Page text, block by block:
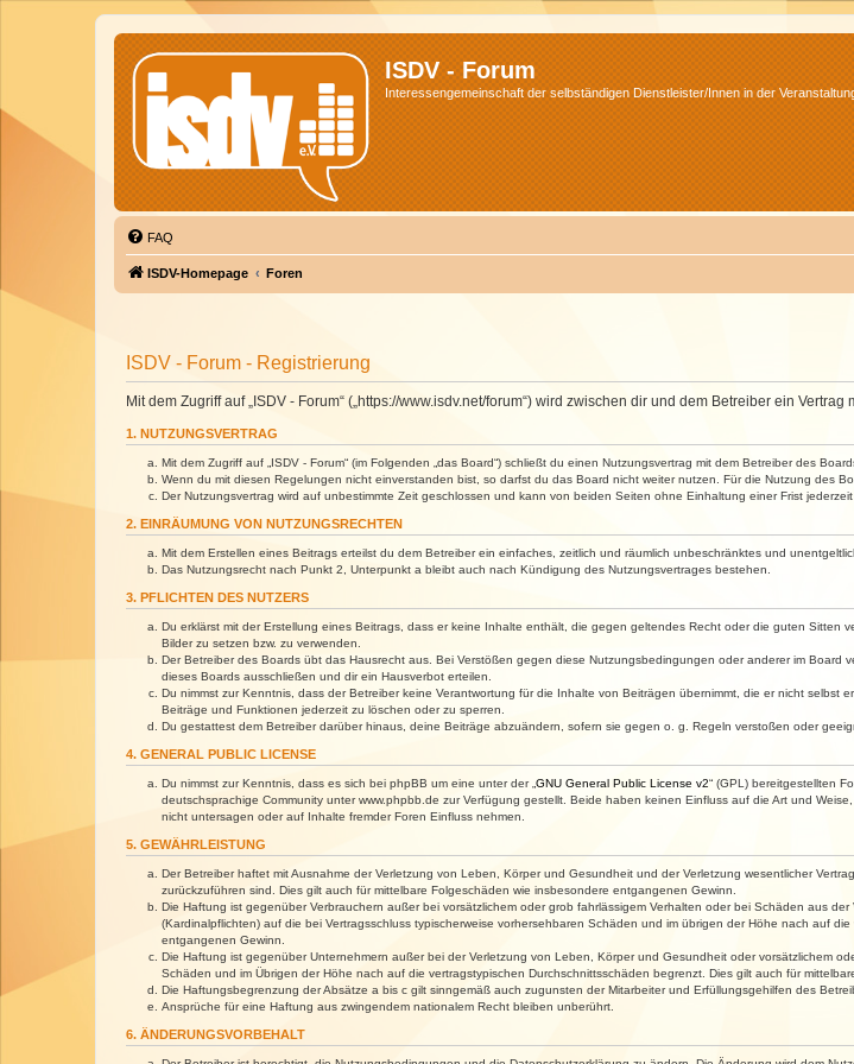
ISDV - Forum
Interessengemeinschaft der selbständigen Dienstleister/Innen in der
FAQ
ISDV-Homepage Foren
ISDV - Forum - Registrierung
Mit dem Zugriff auf „ISDV - Forum“ („https://www.isdv.net/forum“) wird zwischen dir und dem Betreiber ein
1. NUTZUNGSVERTRAG
Mit dem Zugriff auf „ISDV - Forum“ (im Folgenden „das Board“) schließt du einen Nutzungsvertrag mit dem Betreiber des
Wenn du mit diesen Regelungen nicht einverstanden bist, so darfst du das Board nicht weiter nutzen. Für die Nutzung des
Der Nutzungsvertrag wird auf unbestimmte Zeit geschlossen und kann von beiden Seiten ohne Einhaltung einer Frist jederzeit
2. EINRÄUMUNG VON NUTZUNGSRECHTEN
Mit dem Erstellen eines Beitrags erteilst du dem Betreiber ein einfaches, zeitlich und räumlich unbeschränktes und
Das Nutzungsrecht nach Punkt 2, Unterpunkt a bleibt auch nach Kündigung des Nutzungsvertrages bestehen.
3. PFLICHTEN DES NUTZERS
Du erklärst mit der Erstellung eines Beitrags, dass er keine Inhalte enthält, die gegen geltendes Recht oder die guten
Bilder zu setzen bzw. zu verwenden.
Der Betreiber des Boards übt das Hausrecht aus. Bei Verstößen gegen diese Nutzungsbedingungen oder anderer im
dieses Boards ausschließen und dir ein Hausverbot erteilen.
Du nimmst zur Kenntnis, dass der Betreiber keine Verantwortung für die Inhalte von Beiträgen übernimmt, die er nicht
Beiträge und Funktionen jederzeit zu löschen oder zu sperren.
Du gestattest dem Betreiber darüber hinaus, deine Beiträge abzuändern, sofern sie gegen o. g. Regeln verstoßen oder
4. GENERAL PUBLIC LICENSE
Du nimmst zur Kenntnis, dass es sich bei phpBB um eine unter der „ GNU General Public License v2“ (GPL) bereitgestellten
deutschsprachige Community unter www.phpbb.de zur Verfügung gestellt. Beide haben keinen Einfluss auf die Art und
nicht untersagen oder auf Inhalte fremder Foren Einfluss nehmen.
5. GEWÄHRLEISTUNG
Der Betreiber haftet mit Ausnahme der Verletzung von Leben, Körper und Gesundheit und der Verletzung wesentlicher
zurückzuführen sind. Dies gilt auch für mittelbare Folgeschäden wie insbesondere entgangenen Gewinn.
Die Haftung ist gegenüber Verbrauchern außer bei vorsätzlichem oder grob fahrlässigem Verhalten oder bei Schäden aus
(Kardinalpflichten) auf die bei Vertragsschluss typischerweise vorhersehbaren Schäden und im übrigen der Höhe nach auf
entgangenen Gewinn.
Die Haftung ist gegenüber Unternehmern außer bei der Verletzung von Leben, Körper und Gesundheit oder vorsätzlichem
Schäden und im Übrigen der Höhe nach auf die vertragstypischen Durchschnittsschäden begrenzt. Dies gilt auch für
Die Haftungsbegrenzung der Absätze a bis c gilt sinngemäß auch zugunsten der Mitarbeiter und Erfüllungsgehilfen des
Ansprüche für eine Haftung aus zwingendem nationalem Recht bleiben unberührt.
6. ÄNDERUNGSVORBEHALT